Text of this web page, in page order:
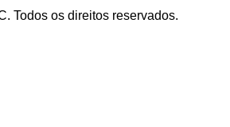
Todos os direitos reservados.